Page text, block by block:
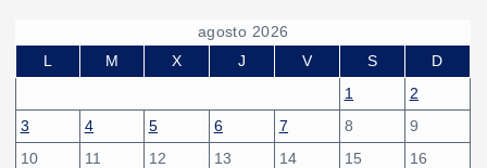
agosto 2026
L
M X J V S
D
1
2
3
4 5 6 7 8
9
10
11 12 13 14 15
16